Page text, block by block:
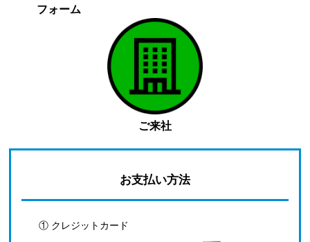
フォーム
ご来社
お支払い方法
① クレジットカード